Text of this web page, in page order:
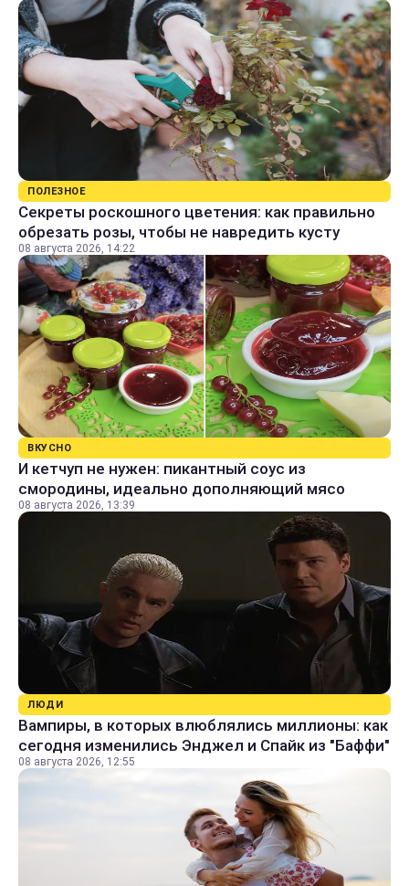
ПОЛЕЗНОЕ
Секреты роскошного цветения: как правильно
обрезать розы, чтобы не навредить кусту
08 августа 2026, 14:22
ВКУСНО
И кетчуп не нужен: пикантный соус из
смородины, идеально дополняющий мясо
08 августа 2026, 13:39
ЛЮДИ
Вампиры, в которых влюблялись миллионы: как
сегодня изменились Энджел и Спайк из "Баффи"
08 августа 2026, 12:55